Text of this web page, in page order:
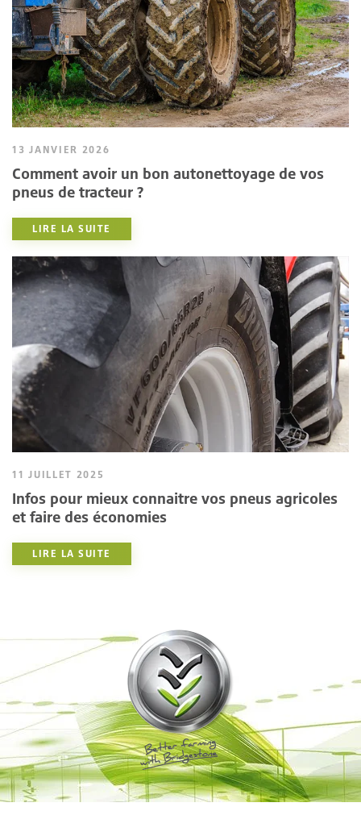
13 JANVIER 2026
Comment avoir un bon autonettoyage de vos
pneus de tracteur ?
LIRE LA SUITE
11 JUILLET 2025
Infos pour mieux connaitre vos pneus agricoles
et faire des économies
LIRE LA SUITE